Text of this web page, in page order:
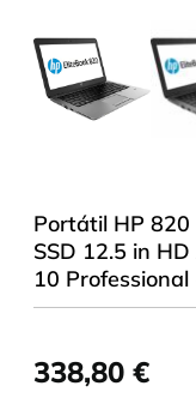
Portátil HP 820
SSD 12.5 in
10
338,80 €